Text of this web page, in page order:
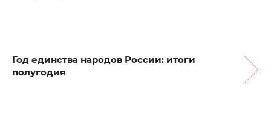
Год единства народов России: итоги
полугодия